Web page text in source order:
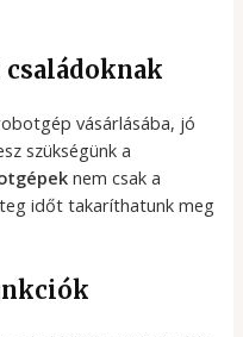
vásárlásába, jó
szükségünk a
nem csak a
időt takaríthatunk meg